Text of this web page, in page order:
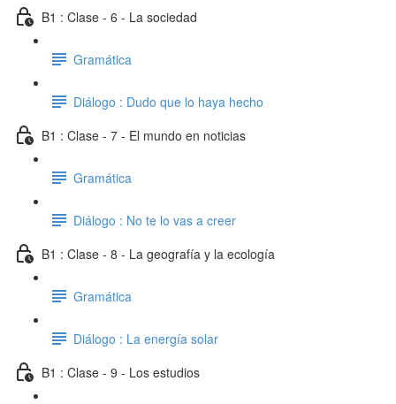
B1 : Clase - 6 - La sociedad
Gramática
Diálogo : Dudo que lo haya hecho
B1 : Clase - 7 - El mundo en noticias
Gramática
Diálogo : No te lo vas a creer
B1 : Clase - 8 - La geografía y la ecología
Gramática
Diálogo : La energía solar
B1 : Clase - 9 - Los estudios